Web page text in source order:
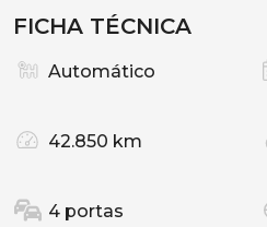
FICHA TÉCNICA
Automático
42.850 km
4 portas